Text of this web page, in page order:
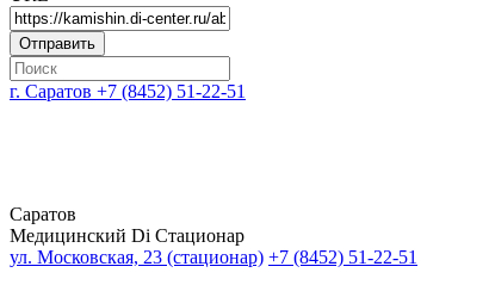
г. Саратов +7 (8452) 51-22-51
Саратов
Медицинский Di Стационар
ул. Московская, 23 (стационар) +7 (8452) 51-22-51